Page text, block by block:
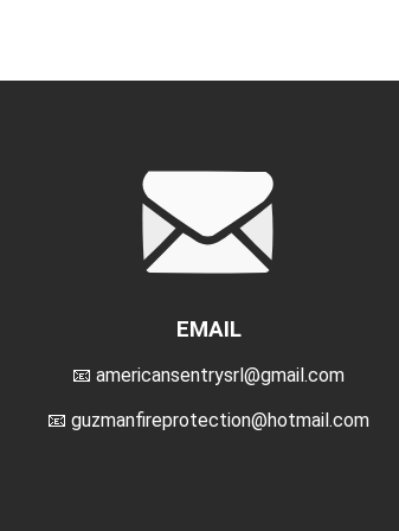
EMAIL
📧 americansentrysrl@gmail.com
📧 guzmanfireprotection@hotmail.com